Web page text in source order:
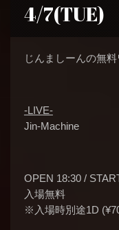
4/7(TUE)
じんましーんの無
-LIVE-
Jin-Machine
OPEN 18:30 /
入場無料
※入場時別途1D